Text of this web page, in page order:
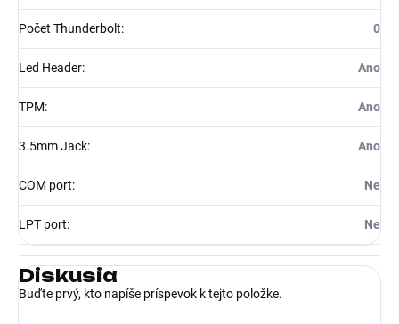
Počet Thunderbolt: 0
Led Header: Ano
TPM: Ano
3.5mm Jack: Ano
COM port: Ne
LPT port: Ne
Diskusia
Buďte prvý, kto napíše príspevok k tejto položke.